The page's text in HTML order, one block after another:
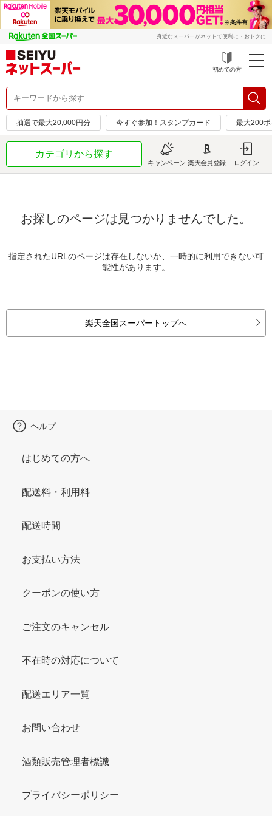
身近なスーパーがネットで便利に・おトクに
初めての方
抽選で最大20,000円分 今すぐ参加！スタンプカード 最大200
カテゴリから探す
キャンペーン 楽天会員登録 ログイン
お探しのページは見つかりませんでした。
指定されたURLのページは存在しないか、一時的に利用できない可
能性があります。
楽天全国スーパートップへ
ヘルプ
はじめての方へ
配送料・利用料
配送時間
お支払い方法
クーポンの使い方
ご注文のキャンセル
不在時の対応について
配送エリア一覧
お問い合わせ
酒類販売管理者標識
プライバシーポリシー